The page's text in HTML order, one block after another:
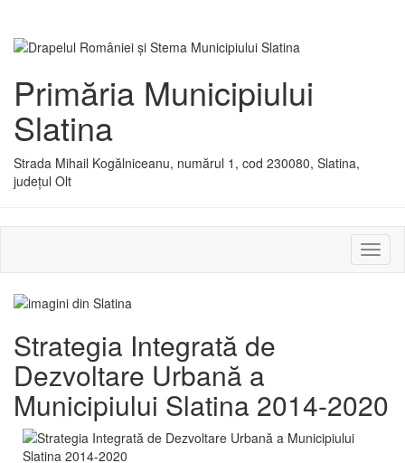
Primăria Municipiului
Slatina
Strada Mihail Kogălniceanu, numărul 1, cod 230080, Slatina,
județul Olt
sau
Strategia Integrată de
Dezvoltare Urbană a
Municipiului Slatina 2014-2020